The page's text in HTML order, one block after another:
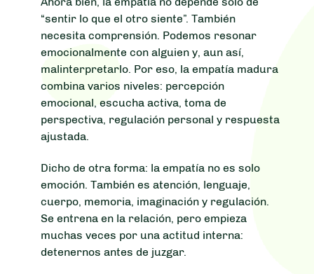
“sentir lo que el otro siente”. También
necesita comprensión. Podemos resonar
emocionalmente con alguien y, aun así,
malinterpretarlo. Por eso, la empatía madura
combina varios niveles: percepción
emocional, escucha activa, toma de
perspectiva, regulación personal y respuesta
ajustada.
Dicho de otra forma: la empatía no es solo
emoción. También es atención, lenguaje,
cuerpo, memoria, imaginación y regulación.
Se entrena en la relación, pero empieza
muchas veces por una actitud interna:
detenernos antes de juzgar.